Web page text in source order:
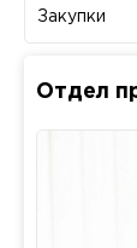
Закупки
Отдел